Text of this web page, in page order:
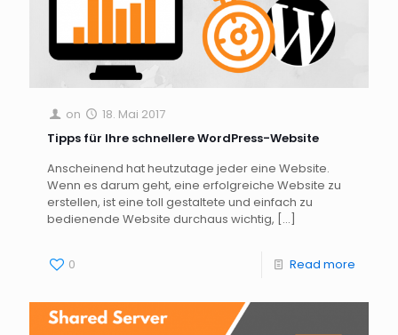
on
18. Mai 2017
Tipps für Ihre schnellere WordPress-Website
Anscheinend hat heutzutage jeder eine Website.
Wenn es darum geht, eine erfolgreiche Website zu
erstellen, ist eine toll gestaltete und einfach zu
bedienende Website durchaus wichtig, […]
0 Read more